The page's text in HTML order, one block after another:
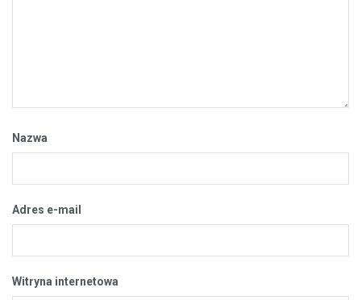
Nazwa
Adres e-mail
Witryna internetowa